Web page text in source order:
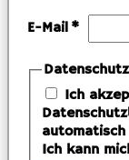
E-Mail *
Ich
Ich kann